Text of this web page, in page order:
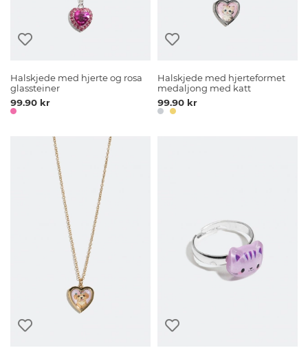
Halskjede med hjerte og rosa
glassteiner
99.90 kr
Halskjede med hjerteformet
medaljong med katt
99.90 kr